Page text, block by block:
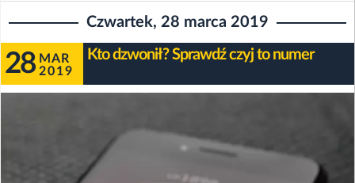
Czwartek, 28 marca 2019
28 MAR
2019
Kto dzwonił? Sprawdź czyj to numer